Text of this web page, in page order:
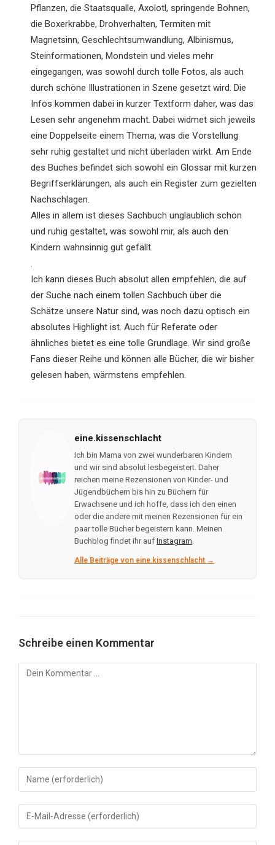
Pflanzen, die Staatsqualle, Axolotl, springende Bohnen,
die Boxerkrabbe, Drohverhalten, Termiten mit
Magnetsinn, Geschlechtsumwandlung, Albinismus,
Steinformationen, Mondstein und vieles mehr
eingegangen, was sowohl durch tolle Fotos, als auch
durch schöne Illustrationen in Szene gesetzt wird. Die
Infos kommen dabei in kurzer Textform daher, was das
Lesen sehr angenehm macht. Dabei widmet sich jeweils
eine Doppelseite einem Thema, was die Vorstellung
sehr ruhig gestaltet und nicht überladen wirkt. Am Ende
des Buches befindet sich sowohl ein Glossar mit kurzen
Begriffserklärungen, als auch ein Register zum gezielten
Nachschlagen.
Alles in allem ist dieses Sachbuch unglaublich schön
und ruhig gestaltet, was sowohl mir, als auch den
Kindern wahnsinnig gut gefällt.
.
Ich kann dieses Buch absolut allen empfehlen, die auf
der Suche nach einem tollen Sachbuch über die
Schätze unsere Natur sind, was noch dazu optisch ein
absolutes Highlight ist. Auch für Referate oder
ähnliches bietet es eine tolle Grundlage. Wir sind große
Fans dieser Reihe und können alle Bücher, die wir bisher
gelesen haben, wärmstens empfehlen.
eine.kissenschlacht
Ich bin Mama von zwei wunderbaren Kindern
und wir sind absolut lesbegeistert. Daher
reichen meine Rezensionen von Kinder- und
Jügendbüchern bis hin zu Büchern für
Erwachsene und ich hoffe, dass ich den einen
oder die andere mit meinen Rezensionen für ein
paar tolle Bücher begeistern kann. Meinen
Buchblog findet ihr auf Instagram.
Alle Beiträge von eine.kissenschlacht →
Schreibe einen Kommentar
Kommentar
Gib
deinen
Namen
oder
Gib
deine
E-